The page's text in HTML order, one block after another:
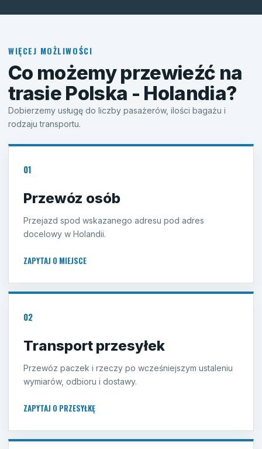
WIĘCEJ MOŻLIWOŚCI
Co możemy przewieźć na
trasie Polska - Holandia?
Dobierzemy usługę do liczby pasażerów, ilości bagażu i
rodzaju transportu.
01
Przewóz osób
Przejazd spod wskazanego adresu pod adres
docelowy w Holandii.
ZAPYTAJ O MIEJSCE
02
Transport przesyłek
Przewóz paczek i rzeczy po wcześniejszym ustaleniu
wymiarów, odbioru i dostawy.
ZAPYTAJ O PRZESYŁKĘ